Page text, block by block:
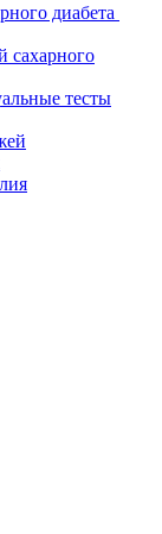
диабета
сахарного
тесты